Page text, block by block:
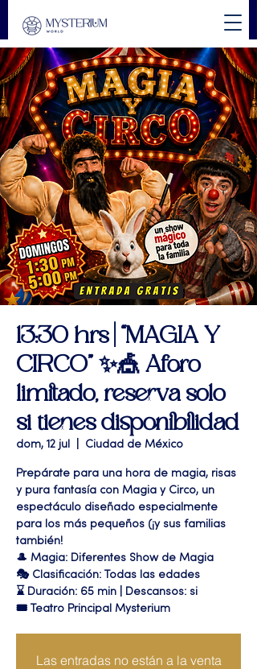
13:30 hrs | “MAGIA Y
CIRCO” ✨🎪 Aforo
limitado, reserva solo
si tienes disponibilidad
dom, 12 jul Ciudad de México
Prepárate para una hora de magia, risas
y pura fantasía con Magia y Circo, un
espectáculo diseñado especialmente
para los más pequeños (¡y sus familias
también!
🎩 Magia: Diferentes Show de Magia
🎭 Clasificación: Todas las edades
⌛ Duración: 65 min | Descansos: si
🎟 Teatro Principal Mysterium
Las entradas no están a la venta